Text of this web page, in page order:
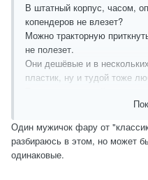
В штатный корпус, часом,
копендеров не влезет?
Можно тракторную
не полезет.
Они дешёвые и в
пластик, ну и тудой тоже
Один мужичок фару от
разбираюсь в этом, но может
одинаковые.